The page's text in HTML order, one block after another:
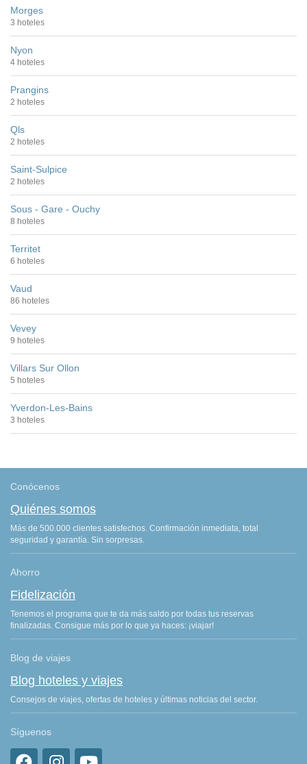
Morges
3 hoteles
Nyon
4 hoteles
Prangins
2 hoteles
Qls
2 hoteles
Saint-Sulpice
2 hoteles
Sous - Gare - Ouchy
8 hoteles
Territet
6 hoteles
Vaud
86 hoteles
Vevey
9 hoteles
Villars Sur Ollon
5 hoteles
Yverdon-Les-Bains
3 hoteles
Conócenos
Quiénes somos
Más de 500.000 clientes satisfechos. Confirmación inmediata, total
seguridad y garantía. Sin sorpresas.
Ahorro
Fidelización
Tenemos el programa que te da más saldo por todas tus reservas
finalizadas. Consigue más por lo que ya haces: ¡viajar!
Blog de viajes
Blog hoteles y viajes
Consejos de viajes, ofertas de hoteles y últimas noticias del sector.
Síguenos